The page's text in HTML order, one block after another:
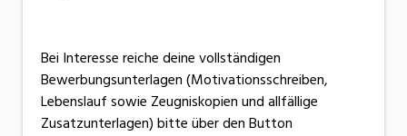
Bei Interesse reiche deine vollständigen
Bewerbungsunterlagen (Motivationsschreiben,
Lebenslauf sowie Zeugniskopien und allfällige
Zusatzunterlagen) bitte über den Button